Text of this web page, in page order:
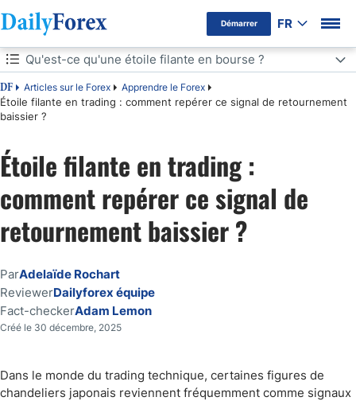
Démarrer FR
DF Articles sur le Forex Apprendre le Forex
Étoile filante en trading : comment repérer ce signal de retournement
baissier ?
Avertissement Publicitaire
Qu'est-ce qu'une étoile filante en bourse ?
Qu'est-ce qu'une étoile filante en bourse ?
Que signifie une étoile filante pour un trader ?
Comment trader l'étoile filante ?
Autres figures similaires ou opposées à connaître
Erreurs fréquentes à éviter
Étoile filante en trading :
comment repérer ce signal de
retournement baissier ?
ParAdelaïde Rochart
ReviewerDailyforex équipe
Fact-checkerAdam Lemon
Créé le 30 décembre, 2025
Dans le monde du trading technique, certaines figures de
chandeliers japonais reviennent fréquemment comme signaux